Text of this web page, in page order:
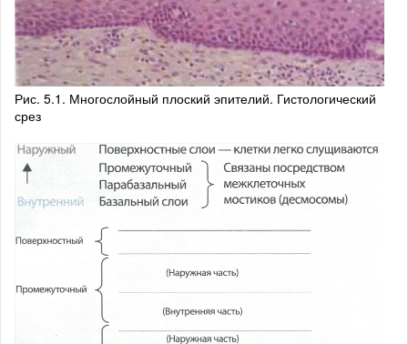
Рис. 5.1. Многослойный плоский эпителий. Гистологический
срез